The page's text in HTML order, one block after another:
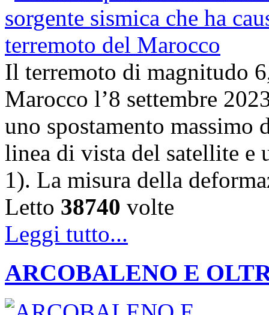
Il terremoto di magnitudo
Marocco l’8 settembre
uno spostamento
linea di vista del satellite
1). La misura della
Letto 38740 volte
Leggi tutto...
ARCOBALENO E